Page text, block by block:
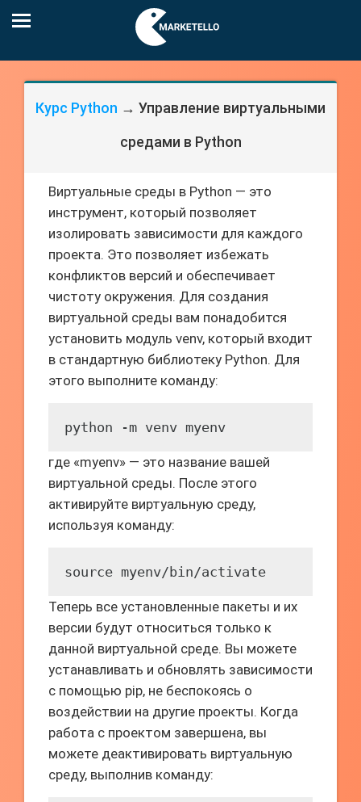
Курс Python → Управление виртуальными
средами в Python
Виртуальные среды в Python — это
инструмент, который позволяет
изолировать зависимости для каждого
проекта. Это позволяет избежать
конфликтов версий и обеспечивает
чистоту окружения. Для создания
виртуальной среды вам понадобится
установить модуль venv, который входит
в стандартную библиотеку Python. Для
этого выполните команду:
python -m venv myenv
где «myenv» — это название вашей
виртуальной среды. После этого
активируйте виртуальную среду,
используя команду:
source myenv/bin/activate
Теперь все установленные пакеты и их
версии будут относиться только к
данной виртуальной среде. Вы можете
устанавливать и обновлять зависимости
с помощью pip, не беспокоясь о
воздействии на другие проекты. Когда
работа с проектом завершена, вы
можете деактивировать виртуальную
среду, выполнив команду: